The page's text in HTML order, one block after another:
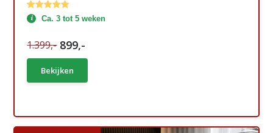
Ca. 3 tot 5 weken
1.399,- 899,-
Bekijken